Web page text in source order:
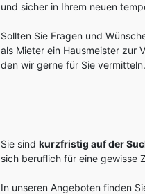
und sicher in Ihrem neuen
Sollten Sie Fragen und
als Mieter ein Hausmeister zur
den wir gerne für Sie vermitteln.
Sie sind kurzfristig auf der
sich beruflich für eine gewisse
In unseren Angeboten finden